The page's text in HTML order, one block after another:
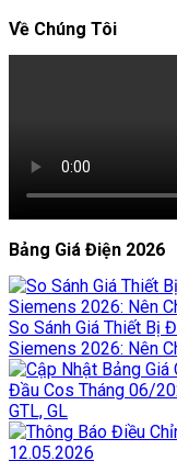
Về Chúng Tôi
Bảng Giá Điện 2026
So Sánh Giá Thiết Bị
Siemens 2026: Nên
Đầu Cos Tháng 06/
GTL, GL